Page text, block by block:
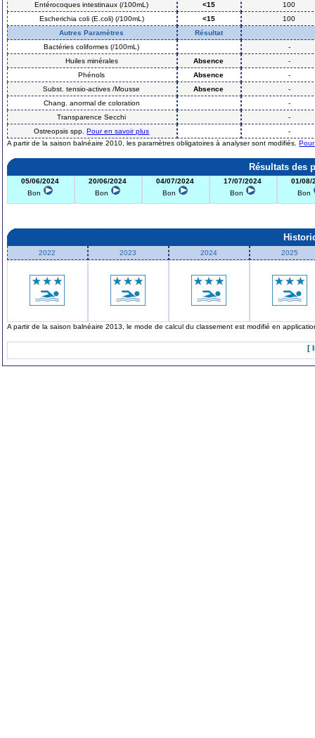
Entérocoques intestinaux (/100mL)
<15
100
Escherichia coli (E.coli) (/100mL)
<15
100
Autres Paramètres
Résultat
Bactéries coliformes (/100mL)
-
Huiles minérales
Absence
-
Phénols
Absence
-
Subst. tensio-actives /Mousse
Absence
-
Chang. anormal de coloration
-
Transparence Secchi
-
Ostreopsis spp.Pour en savoir plus
-
A partir de la saison balnéaire 2010, les paramètres obligatoires à analyser sont modifiés.
Résultats des
05/06/2024
Bon
20/06/2024
Bon
04/07/2024
Bon
17/07/2024
Bon
01/08/
Bon
2022 2023 2024 2025
A partir de la saison balnéaire 2013, le mode de calcul du classement est modifié en
[